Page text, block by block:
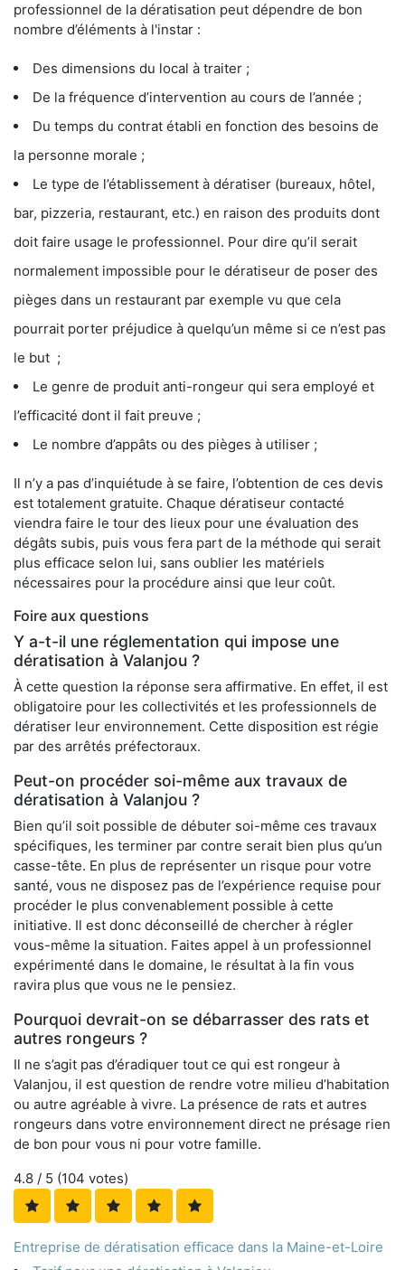
professionnel de la dératisation peut dépendre de bon
nombre d’éléments à l'instar :
Des dimensions du local à traiter ;
De la fréquence d’intervention au cours de l’année ;
Du temps du contrat établi en fonction des besoins de
la personne morale ;
Le type de l’établissement à dératiser (bureaux, hôtel,
bar, pizzeria, restaurant, etc.) en raison des produits dont
doit faire usage le professionnel. Pour dire qu’il serait
normalement impossible pour le dératiseur de poser des
pièges dans un restaurant par exemple vu que cela
pourrait porter préjudice à quelqu’un même si ce n’est pas
le but ;
Le genre de produit anti-rongeur qui sera employé et
l’efficacité dont il fait preuve ;
Le nombre d’appâts ou des pièges à utiliser ;
Il n’y a pas d’inquiétude à se faire, l’obtention de ces devis
est totalement gratuite. Chaque dératiseur contacté
viendra faire le tour des lieux pour une évaluation des
dégâts subis, puis vous fera part de la méthode qui serait
plus efficace selon lui, sans oublier les matériels
nécessaires pour la procédure ainsi que leur coût.
Foire aux questions
Y a-t-il une réglementation qui impose une
dératisation à Valanjou ?
À cette question la réponse sera affirmative. En effet, il est
obligatoire pour les collectivités et les professionnels de
dératiser leur environnement. Cette disposition est régie
par des arrêtés préfectoraux.
Peut-on procéder soi-même aux travaux de
dératisation à Valanjou ?
Bien qu’il soit possible de débuter soi-même ces travaux
spécifiques, les terminer par contre serait bien plus qu’un
casse-tête. En plus de représenter un risque pour votre
santé, vous ne disposez pas de l’expérience requise pour
procéder le plus convenablement possible à cette
initiative. Il est donc déconseillé de chercher à régler
vous-même la situation. Faites appel à un professionnel
expérimenté dans le domaine, le résultat à la fin vous
ravira plus que vous ne le pensiez.
Pourquoi devrait-on se débarrasser des rats et
autres rongeurs ?
Il ne s’agit pas d’éradiquer tout ce qui est rongeur à
Valanjou, il est question de rendre votre milieu d’habitation
ou autre agréable à vivre. La présence de rats et autres
rongeurs dans votre environnement direct ne présage rien
de bon pour vous ni pour votre famille.
4.8 / 5 (104 votes)
Entreprise de dératisation efficace dans la Maine-et-Loire